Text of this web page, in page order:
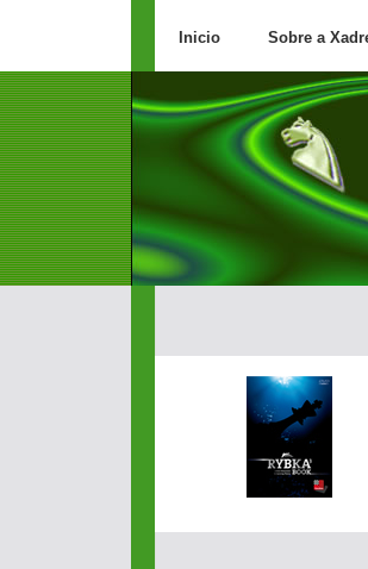
Inicio Sobre a